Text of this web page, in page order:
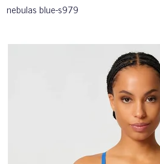
nebulas blue-s979